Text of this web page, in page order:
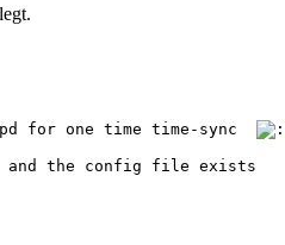
for one time time-sync
and the config file exists